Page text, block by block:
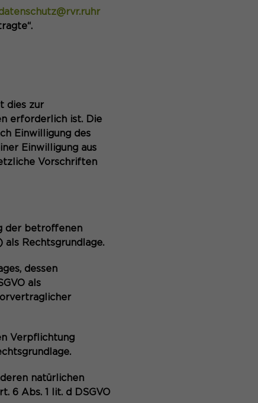
dies zur
erforderlich ist. Die
Einwilligung des
Einwilligung aus
Vorschriften
der betroffenen
als Rechtsgrundlage.
dessen
als
Verpflichtung
natürlichen
6 Abs. 1 lit. d DSGVO